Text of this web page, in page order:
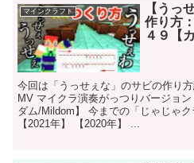
マインクラフト
【うっ
作り方
４９【
今回は「うっせぇな」のサビの作り
MV マイクラ演奏がっつりバージョ
ダム/Mildom】 今までの「じゃじゃク
【2021年】 【2020年】 ...